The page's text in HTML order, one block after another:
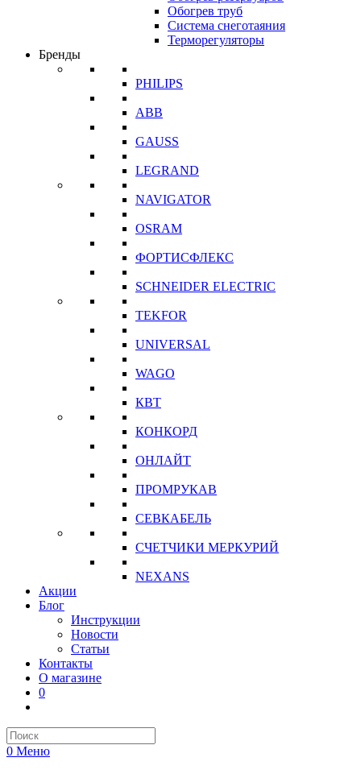
Обогрев труб
Система снеготаяния
Терморегуляторы
Бренды
PHILIPS
ABB
GAUSS
LEGRAND
NAVIGATOR
OSRAM
ФОРТИСФЛЕКС
SCHNEIDER ELECTRIC
TEKFOR
UNIVERSAL
WAGO
КВТ
КОНКОРД
ОНЛАЙТ
ПРОМРУКАВ
СЕВКАБЕЛЬ
СЧЕТЧИКИ МЕРКУРИЙ
NEXANS
Акции
Блог
Инструкции
Новости
Статьи
Контакты
О магазине
0
0 Меню